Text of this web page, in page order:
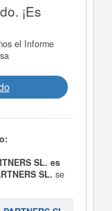
¡Es
el Informe
SL. es
SL. se
de La
explotación de